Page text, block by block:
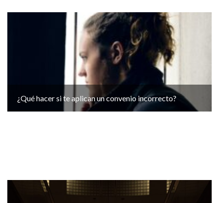
¿Qué hacer si te aplican un convenio incorrecto?